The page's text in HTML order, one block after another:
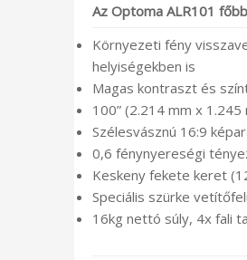
Az Optoma ALR101
Környezeti fény
helyiségekben is
Magas kontraszt és
100” (2.214 mm x
Szélesvásznú 16:9
0,6 fénynyereségi
Keskeny fekete keret
Speciális szürke
16kg nettó súly, 4x fali